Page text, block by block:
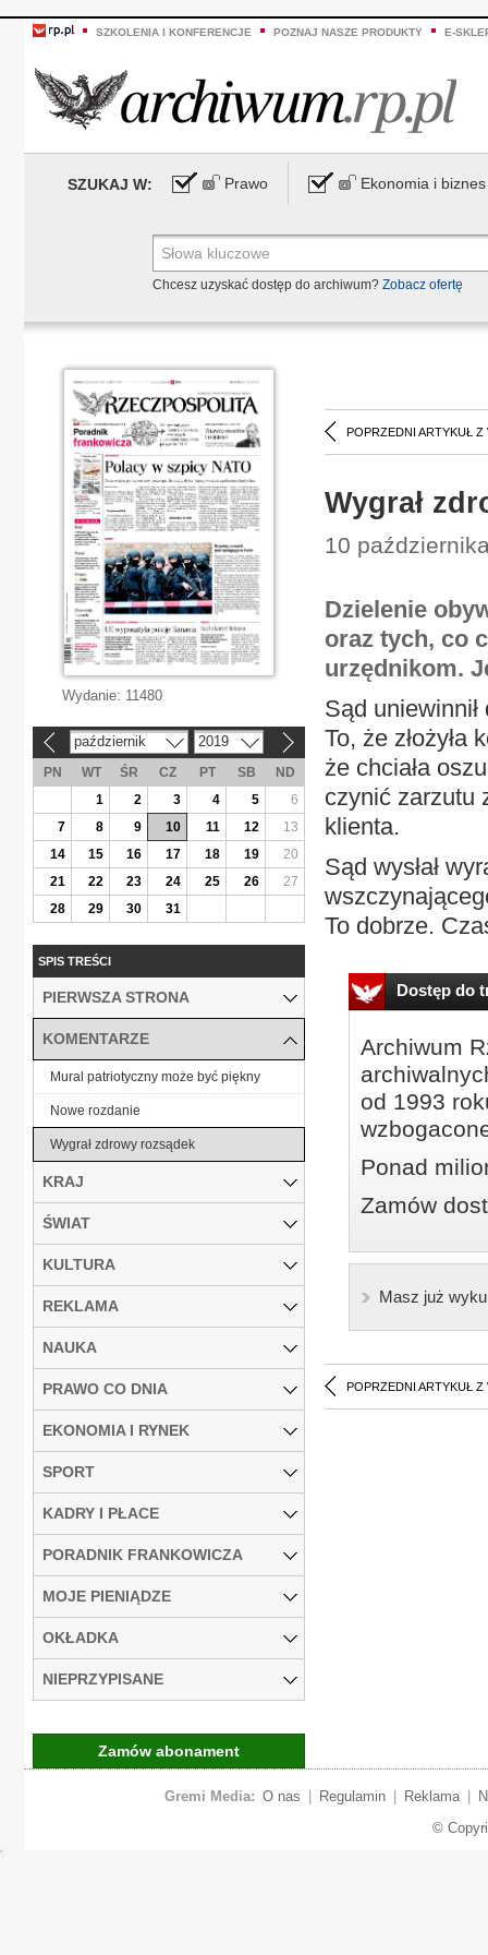
SZKOLENIA I KONFERENCJE POZNAJ NASZE PRODUKTY E-
SZUKAJ W: Prawo Ekonomia i biznes
Chcesz uzyskać dostęp do archiwum? Zobacz ofertę
POPRZEDNI ARTYKUŁ Z
Wygrał
10
Dzielenie
oraz tych, co
urzędnikom.
Sąd
To, że
że chciała
czynić zarzutu
klienta.
Sąd wysłał
To dobrze.
Dostęp do
Archiwum
od 1993
Ponad
Zamów
Masz już
POPRZEDNI ARTYKUŁ Z
Wydanie: 11480
październik 2019
PN WT ŚR CZ PT SB
ND
1
2 3 4 5
6
7
8 9 10 11 12
13
14
15 16 17 18 19
20
21
22 23 24 25 26
27
28
29 30 31
SPIS TREŚCI
PIERWSZA STRONA
KOMENTARZE
Mural patriotyczny może być piękny
Nowe rozdanie
Wygrał zdrowy rozsądek
KRAJ
ŚWIAT
KULTURA
REKLAMA
NAUKA
PRAWO CO DNIA
EKONOMIA I RYNEK
SPORT
KADRY I PŁACE
PORADNIK FRANKOWICZA
MOJE PIENIĄDZE
OKŁADKA
NIEPRZYPISANE
Zamów abonament
Gremi Media: O nas Regulamin Reklama
©